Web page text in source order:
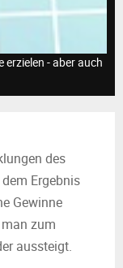
erzielen - aber auch
des
Ergebnis
Gewinne
zum
aussteigt.